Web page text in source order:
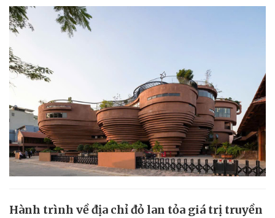
Hành trình về địa chỉ đỏ lan tỏa giá trị truyền